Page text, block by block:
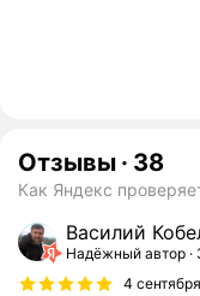
Отзывы · 38
Как Яндекс
Василий
Надёжный автор
4